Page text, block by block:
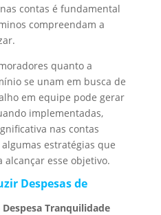
contas é fundamental
compreendam a
quanto a
se unam em busca de
em equipe pode gerar
implementadas,
nas contas
estratégias que
alcançar esse objetivo.
Despesas de
Tranquilidade